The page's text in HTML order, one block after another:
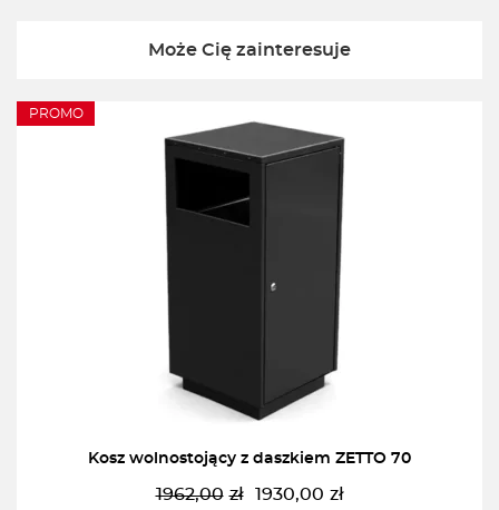
Może Cię zainteresuje
PROMO
Kosz wolnostojący z daszkiem ZETTO 70
1962,00 zł
Pierwotna
1930,00 zł
Aktualna